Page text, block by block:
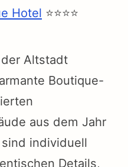
Hotel ⭐⭐⭐⭐
Altstadt
Boutique-
aus dem Jahr
sind individuell
Details,